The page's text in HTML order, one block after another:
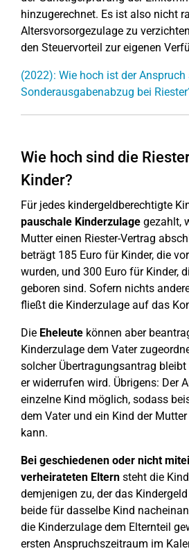
hinzugerechnet. Es ist also nicht
Altersvorsorgezulage zu
den Steuervorteil zur eigenen
(2022): Wie hoch ist der
Sonderausgabenabzug bei
Wie hoch sind die
Kinder?
Für jedes kindergeldberechtigte
pauschale Kinderzulage gezahlt,
Mutter einen Riester-Vertrag
beträgt 185 Euro für Kinder, die
wurden, und 300 Euro für Kinder,
geboren sind. Sofern nichts
fließt die Kinderzulage auf das
Die Eheleute können aber
Kinderzulage dem Vater
solcher Übertragungsantrag
er widerrufen wird. Übrigens: Der
einzelne Kind möglich, sodass
dem Vater und ein Kind der
kann.
Bei geschiedenen oder nicht
verheirateten Eltern steht die
demjenigen zu, der das
beide für dasselbe Kind
die Kinderzulage dem Elternteil
ersten Anspruchszeitraum im